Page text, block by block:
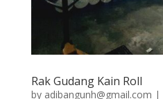
Rak Gudang Kain Roll
by adibangunh@gmail.com |